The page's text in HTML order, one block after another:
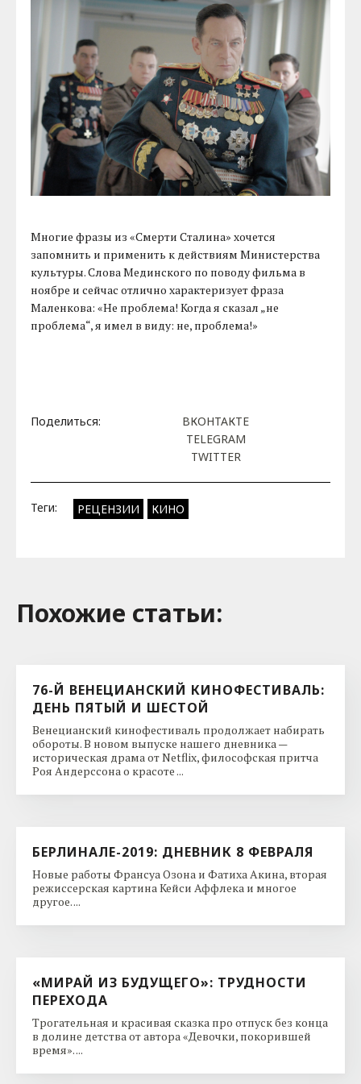
Многие фразы из «Смерти Сталина» хочется
запомнить и применить к действиям Министерства
культуры. Слова Мединского по поводу фильма в
ноябре и сейчас отлично характеризует фраза
Маленкова: «Не проблема! Когда я сказал „не
проблема“, я имел в виду: не, проблема!»
Поделиться:
ВКОНТАКТЕ
TELEGRAM
TWITTER
Теги: РЕЦЕНЗИИ КИНО
Похожие cтатьи:
76-Й ВЕНЕЦИАНСКИЙ КИНОФЕСТИВАЛЬ:
ДЕНЬ ПЯТЫЙ И ШЕСТОЙ
Венецианский кинофестиваль продолжает набирать
обороты. В новом выпуске нашего дневника —
историческая драма от Netflix, философская притча
Роя Андерссона о красоте ...
БЕРЛИНАЛЕ-2019: ДНЕВНИК 8 ФЕВРАЛЯ
Новые работы Франсуа Озона и Фатиха Акина, вторая
режиссерская картина Кейси Аффлека и многое
другое. ...
«МИРАЙ ИЗ БУДУЩЕГО»: ТРУДНОСТИ
ПЕРЕХОДА
Трогательная и красивая сказка про отпуск без конца
в долине детства от автора «Девочки, покорившей
время». ...